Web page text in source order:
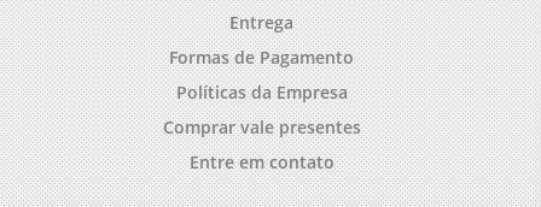
Entrega
Formas de Pagamento
Políticas da Empresa
Comprar vale presentes
Entre em contato